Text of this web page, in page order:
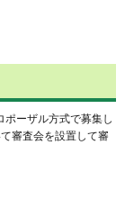
ポーザル方式で募集し
審査会を設置して審